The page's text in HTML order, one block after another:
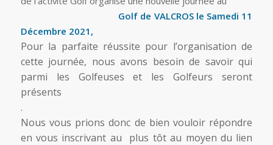
Golf de VALCROS le Samedi 11
Décembre 2021,
Pour la parfaite réussite pour l’organisation de
cette journée, nous avons besoin de savoir qui
parmi les Golfeuses et les Golfeurs seront
présents
.
Nous vous prions donc de bien vouloir répondre
en vous inscrivant au plus tôt au moyen du lien